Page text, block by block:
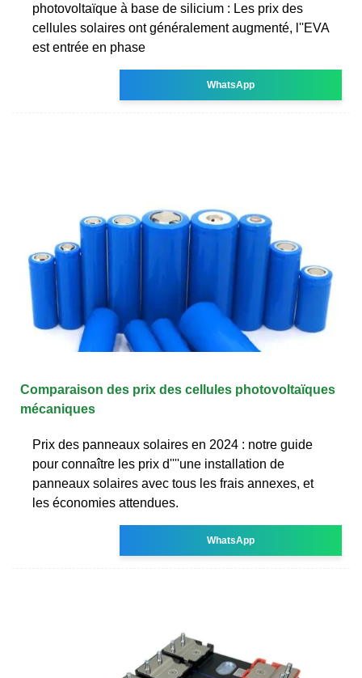
photovoltaïque à base de silicium : Les prix des
cellules solaires ont généralement augmenté, l''EVA
est entrée en phase
WhatsApp
Comparaison des prix des cellules photovoltaïques
mécaniques
Prix des panneaux solaires en 2024 : notre guide
pour connaître les prix d''''une installation de
panneaux solaires avec tous les frais annexes, et
les économies attendues.
WhatsApp